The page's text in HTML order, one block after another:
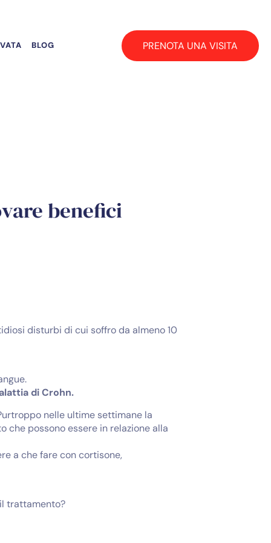
BLOG PRENOTA UNA VISITA
benefici
disturbi di cui soffro da almeno 10
di Crohn.
nelle ultime settimane la
che possono essere in relazione alla
a che fare con cortisone,
trattamento?